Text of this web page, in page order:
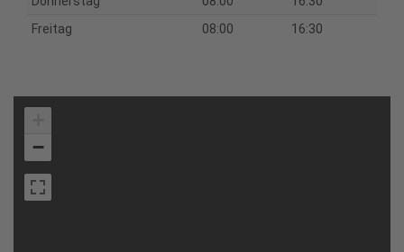
Freitag
08:00 16:30
−